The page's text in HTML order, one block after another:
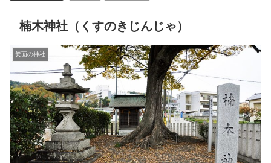
楠木神社（くすのきじんじゃ）
箕面の神社